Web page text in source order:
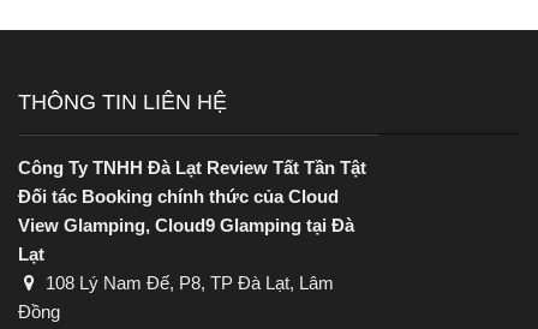
THÔNG TIN LIÊN HỆ
Công Ty TNHH Đà Lạt Review Tất Tần Tật
Đối tác Booking chính thức của Cloud
View Glamping, Cloud9 Glamping tại Đà
Lạt
108 Lý Nam Đế, P8, TP Đà Lạt, Lâm
Đồng